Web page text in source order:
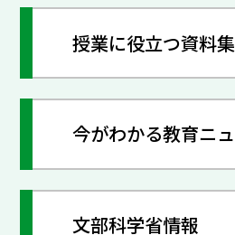
授業に役立つ資料集
今がわかる教育ニ
文部科学省情報